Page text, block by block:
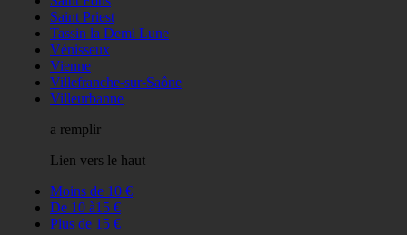
Saint Priest
Tassin la Demi Lune
Vénisseux
Vienne
Villefranche-sur-Saône
Villeurbanne
a remplir
Lien vers le haut
Moins de 10 €
De 10 à15 €
Plus de 15 €